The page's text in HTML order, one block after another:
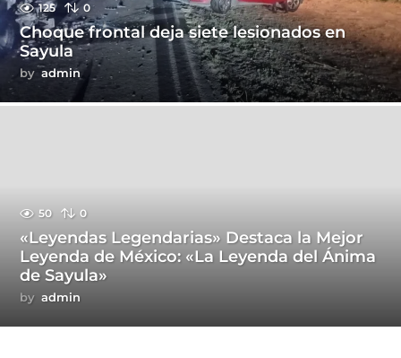
125 0
Choque frontal deja siete lesionados en
Sayula
by admin
50 0
«Leyendas Legendarias» Destaca la Mejor
Leyenda de México: «La Leyenda del Ánima
de Sayula»
by admin